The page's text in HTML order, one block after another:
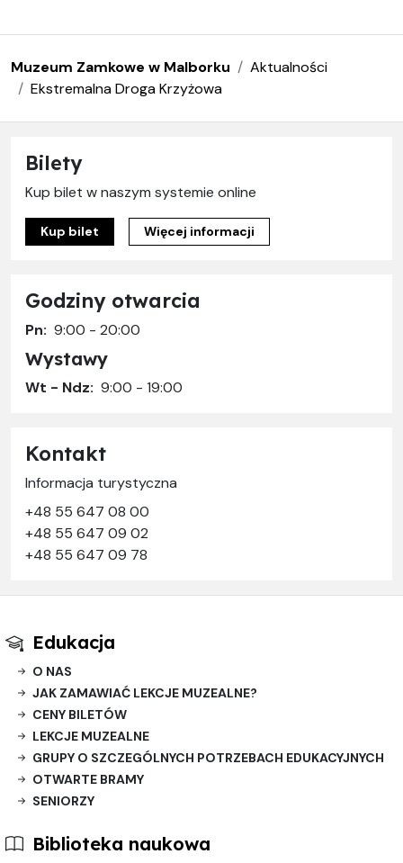
Muzeum Zamkowe w Malborku
Aktualności
Ekstremalna Droga Krzyżowa
Bilety
Kup bilet w naszym systemie online
Kup bilet Więcej informacji
Godziny otwarcia
Pn: 9:00 - 20:00
Wystawy
Wt - Ndz: 9:00 - 19:00
Kontakt
Informacja turystyczna
+48 55 647 08 00
+48 55 647 09 02
+48 55 647 09 78
Edukacja
O NAS
JAK ZAMAWIAĆ LEKCJE MUZEALNE?
CENY BILETÓW
LEKCJE MUZEALNE
GRUPY O SZCZEGÓLNYCH POTRZEBACH EDUKACYJNYCH
OTWARTE BRAMY
SENIORZY
Biblioteka naukowa